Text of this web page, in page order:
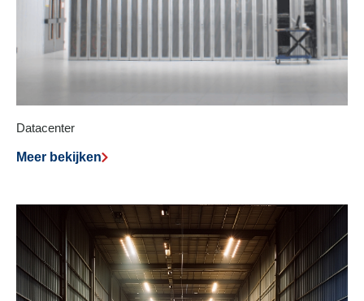
Datacenter
Meer bekijken